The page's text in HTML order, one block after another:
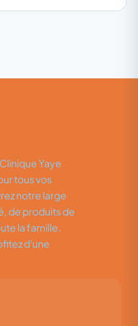
Yaye
tous vos
notre large
de produits de
la famille.
d'une